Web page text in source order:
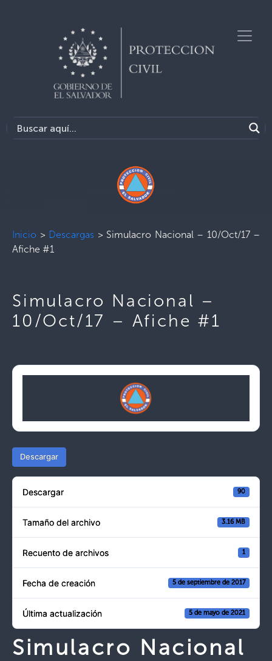
Inicio > Descargas > Simulacro Nacional – 10/Oct/17 –
Afiche #1
Simulacro Nacional –
10/Oct/17 – Afiche #1
Descargar
Descargar 90
Tamaño del archivo 3.16 MB
Recuento de archivos 1
Fecha de creación 5 de septiembre de 2017
Última actualización 5 de mayo de 2021
Simulacro Nacional